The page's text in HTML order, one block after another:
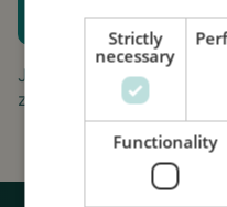
Plan een proefpassing
Houd me op de hoogte
Jouw aanvraag is gratis
zorgvuldig om met uw
Strictly
necessary
Functionality